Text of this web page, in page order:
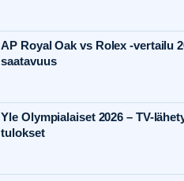
AP Royal Oak vs Rolex -vertailu
saatavuus
Yle Olympialaiset 2026 – TV-
tulokset